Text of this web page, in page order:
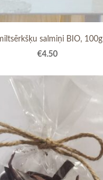
salmiņi BIO, 100g
€4.50